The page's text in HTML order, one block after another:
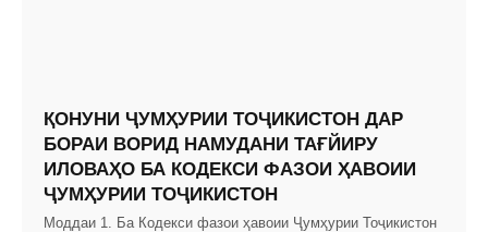
ҚОНУНИ ҶУМҲУРИИ ТОҶИКИСТОН ДАР
БОРАИ ВОРИД НАМУДАНИ ТАҒЙИРУ
ИЛОВАҲО БА КОДЕКСИ ФАЗОИ ҲАВОИИ
ҶУМҲУРИИ ТОҶИКИСТОН
Моддаи 1. Ба Кодекси фазои ҳавоии Ҷумҳурии Тоҷикистон